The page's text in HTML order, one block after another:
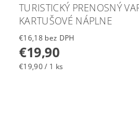
TURISTICKÝ PRENOSNÝ
KARTUŠOVÉ NÁPLNE
€16,18 bez DPH
€19,90
€19,90 / 1 ks